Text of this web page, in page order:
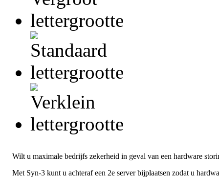
Wilt u maximale bedrijfs zekerheid in geval van een hardware
Met Syn-3 kunt u achteraf een 2e server bijplaatsen zodat u